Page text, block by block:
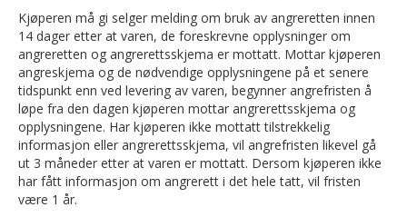
Kjøperen må gi selger melding om bruk av angreretten innen
14 dager etter at varen, de foreskrevne opplysninger om
angreretten og angrerettsskjema er mottatt. Mottar kjøperen
angreskjema og de nødvendige opplysningene på et senere
tidspunkt enn ved levering av varen, begynner angrefristen å
løpe fra den dagen kjøperen mottar angrerettsskjema og
opplysningene. Har kjøperen ikke mottatt tilstrekkelig
informasjon eller angrerettsskjema, vil angrefristen likevel gå
ut 3 måneder etter at varen er mottatt. Dersom kjøperen ikke
har fått informasjon om angrerett i det hele tatt, vil fristen
være 1 år.